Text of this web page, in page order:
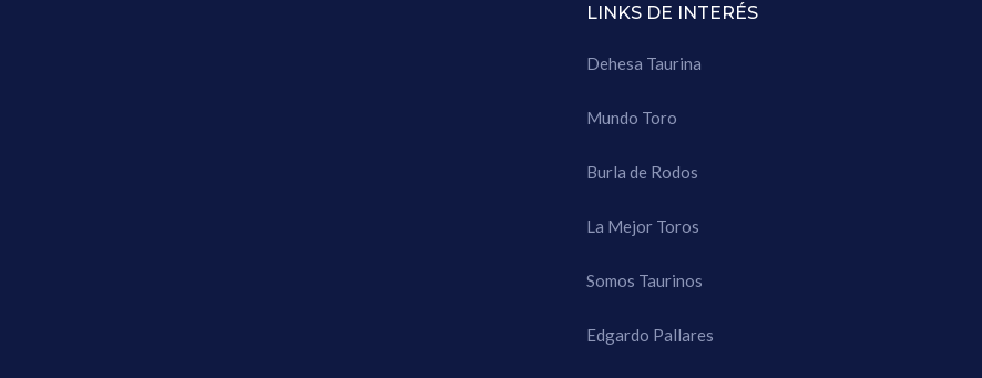
LINKS DE INTERÉS
Dehesa Taurina
Mundo Toro
Burla de Rodos
La Mejor Toros
Somos Taurinos
Edgardo Pallares